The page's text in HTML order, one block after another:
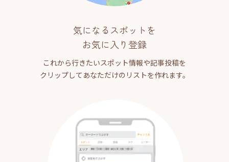
気になるスポットを
お気に入り登録
これから行きたいスポット情報や記事投稿を
クリップしてあなただけのリストを作れます。